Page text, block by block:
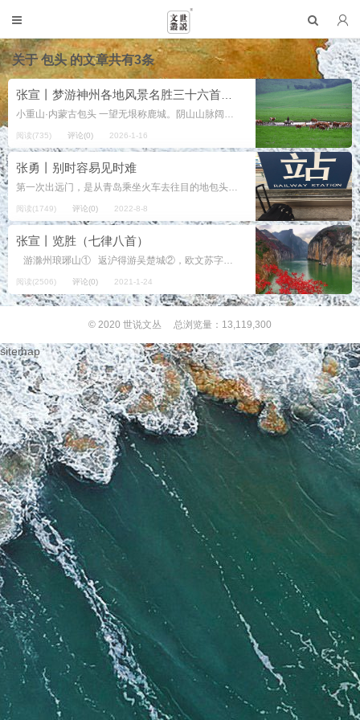
关于包头的文章共有3条
小重山·内蒙古包头 一望无垠称鹿城。阴山山脉阔，立高峰。 牛羊遍地草原隆。走西口、文化亦交融。 ...
阅读(735) 评论(0) 2026-1-16
张勇丨别时容易见时难
第一次出远门，是从青岛乘坐火车去往目的地包头。那时并没有直达的列车，中间要在北京中转。好在以北京为中心，胶济京沪线的青岛北京段与京包线本身的长度，差不多都是八百多公里。傍晚时分发车，第二天中午即可到达。 去...
阅读(1749) 评论(0) 2022-8-8
张宣丨览胜（七律八首）
游滁州琅琊山① 返沪得游吴楚城②，欧文苏字③上碑铭。 林岚幽美清泉冽，佳木繁阴鸟雀鸣。 寺庙依山尤静谧，亭台傍水更空明。 众多游客欣然曰，且领醉翁万古情。 注： ①解题：...
阅读(2506) 评论(0) 2021-1-24
© 2020 世说文丛 总浏览量：13,119,300
sitemap